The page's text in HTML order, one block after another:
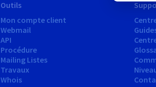
Outils
Mon compte client
Webmail
API
Procédure
Mailing Listes
Travaux
Whois